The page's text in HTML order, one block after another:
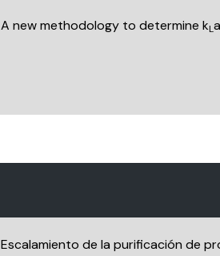
A new methodology to determine kL
Escalamiento de la purificación de